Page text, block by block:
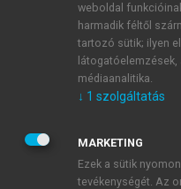
E-MAIL-CÍM
JELSZÓ
weboldal
harmadik féltől
tartozó sütik; ilyen
médiaanalitika.
↓ 1 szolgáltatás
MARKETING
Ezek a sütik
tevékenységét. Az